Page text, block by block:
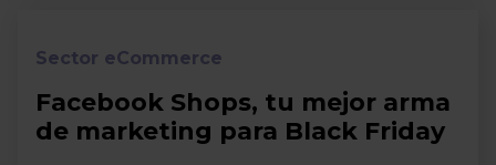
Sector eCommerce
Facebook Shops, tu mejor arma
de marketing para Black Friday